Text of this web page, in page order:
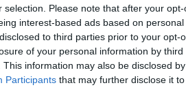
selection. Please note that after your
interest-based ads based on
to third parties prior to your opt-
of your personal information by third
This information may also be disclosed
Participants that may further disclose it